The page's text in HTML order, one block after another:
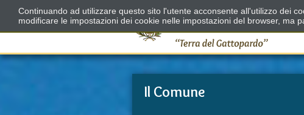
Il Comune
Continuando ad utilizzare questo sito l'utente acconsente all'utilizzo dei
modificare le impostazioni dei cookie nelle impostazioni del browser, ma